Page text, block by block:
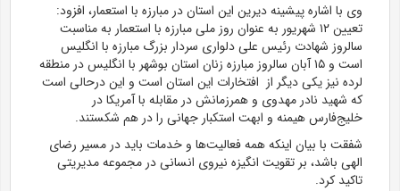
وی با اشاره پیشینه دیرین این استان در مبارزه با استعمار، افزود:
تعیین ۱۲ شهریور به عنوان روز ملی مبارزه با استعمار به مناسبت
سالروز شهادت رئیس علی دلواری سردار بزرگ مبارزه با انگلیس
است و ۱۵ آبان سالروز مبارزه زنان استان بوشهر با انگلیس در منطقه
لرده نیز یکی دیگر از افتخارات این استان است و این درحالی است
که شهید نادر مهدوی و همرزمانش در مقابله با آمریکا در
خلیج‌فارس هیمنه و ابهت استکبار جهانی را در هم شکستند.
شفقت با بیان اینکه همه فعالیت‌ها و خدمات باید در مسیر رضای
الهی باشد، بر تقویت انگیزه نیروی انسانی در مجموعه مدیریتی
تاکید کرد.